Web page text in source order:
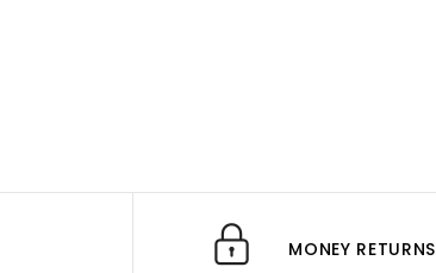
MONEY RETURNS